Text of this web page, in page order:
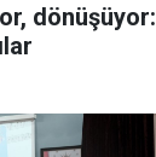
dönüşüyor: